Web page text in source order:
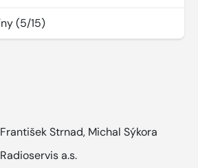
(5/15)
František Strnad, Michal Sýkora
Radioservis a.s.